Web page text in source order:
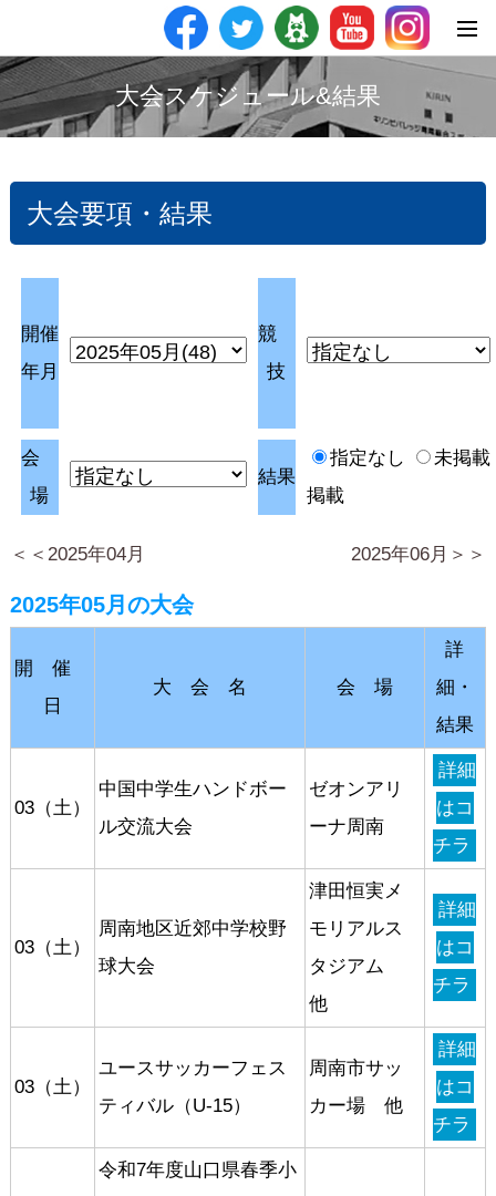
大会スケジュール&結果
大会要項・結果
開催
年月
競
技
会
場
結果
指定なし
未掲載
掲載
＜＜2025年04月 2025年06月＞＞
2025年05月の大会
開 催
日
大 会 名 会 場
詳
細・
結果
03（土）
中国中学生ハンドボー
ル交流大会
ゼオンアリ
ーナ周南
詳細
はコ
チラ
03（土）
周南地区近郊中学校野
球大会
津田恒実メ
モリアルス
タジアム
他
詳細
はコ
チラ
03（土）
ユースサッカーフェス
ティバル（U-15）
周南市サッ
カー場 他
詳細
はコ
チラ
令和7年度山口県春季小